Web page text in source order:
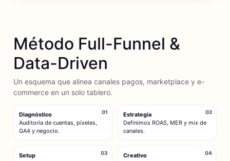
Método Full-Funnel &
Data-Driven
Un esquema que alinea canales pagos, marketplace y e-
commerce en un solo tablero.
01
Diagnóstico
Auditoría de cuentas, píxeles,
GA4 y negocio.
02
Estrategia
Definimos ROAS, MER y mix de
canales.
03
Setup
04
Creativo